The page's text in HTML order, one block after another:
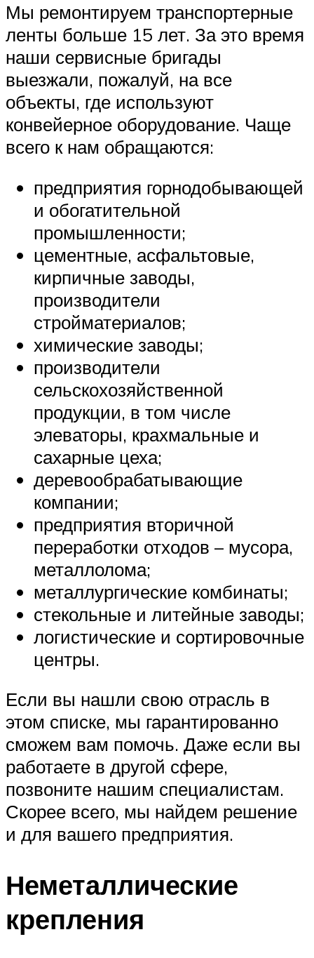
Мы ремонтируем транспортерные
ленты больше 15 лет. За это время
наши сервисные бригады
выезжали, пожалуй, на все
объекты, где используют
конвейерное оборудование. Чаще
всего к нам обращаются:
предприятия горнодобывающей
и обогатительной
промышленности;
цементные, асфальтовые,
кирпичные заводы,
производители
стройматериалов;
химические заводы;
производители
сельскохозяйственной
продукции, в том числе
элеваторы, крахмальные и
сахарные цеха;
деревообрабатывающие
компании;
предприятия вторичной
переработки отходов – мусора,
металлолома;
металлургические комбинаты;
стекольные и литейные заводы;
логистические и сортировочные
центры.
Если вы нашли свою отрасль в
этом списке, мы гарантированно
сможем вам помочь. Даже если вы
работаете в другой сфере,
позвоните нашим специалистам.
Скорее всего, мы найдем решение
и для вашего предприятия.
Неметаллические
крепления